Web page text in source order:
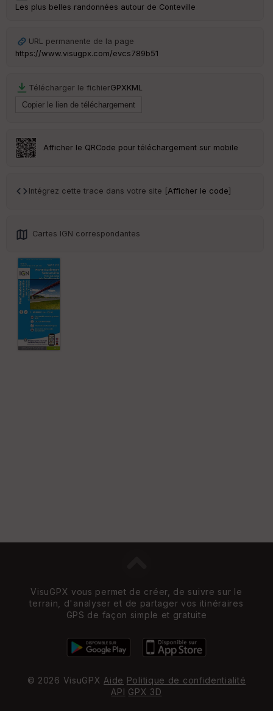
Les plus belles randonnées autour de Conteville
URL permanente de la page
https://www.visugpx.com/evcs789b51
Télécharger le fichierGPXKML
Afficher le QRCode pour téléchargement sur mobile
Intégrez cette trace dans votre site [Afficher le code]
Cartes IGN correspondantes
VisuGPX vous permet de créer, de suivre sur le
terrain, d'analyser et de partager vos itinéraires
GPS de façon simple et gratuite
© 2026 VisuGPX Aide Politique de confidentialité
API GPX 3D